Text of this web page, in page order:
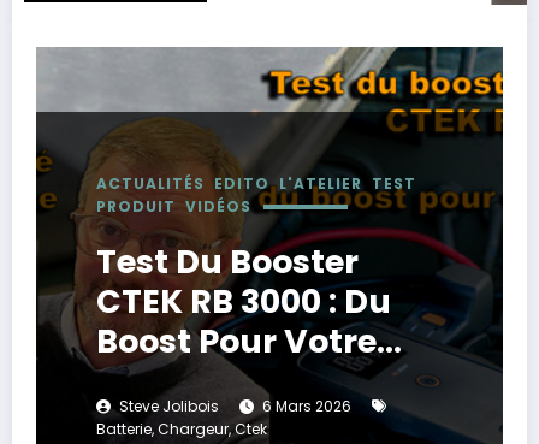
ACTUALITÉS EDITO L'ATELIER TEST
PRODUIT VIDÉOS
Test Du Booster
CTEK RB 3000 : Du
Boost Pour Votre
Batterie !
Steve Jolibois
6 Mars 2026
Batterie,Chargeur,Ctek